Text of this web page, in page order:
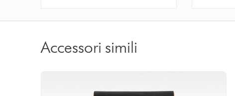
Accessori simili